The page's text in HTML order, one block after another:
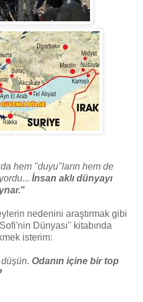
hem "duyu"ların hem de
İnsan aklı dünyayı
"
nedenini araştırmak gibi
Dünyası" kitabında
isterim:
Odanın içine bir top